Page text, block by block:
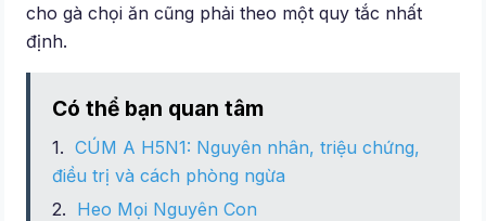
cho gà chọi ăn cũng phải theo một quy tắc nhất
định.
Có thể bạn quan tâm
CÚM A H5N1: Nguyên nhân, triệu chứng,
điều trị và cách phòng ngừa
Heo Mọi Nguyên Con